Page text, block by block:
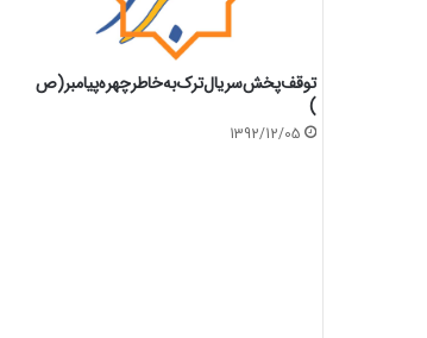
توقف‌پخش‌سریال‌ترک‌به‌خاطر‌چهره‌پیامبر‌(ص
)
1392/12/05